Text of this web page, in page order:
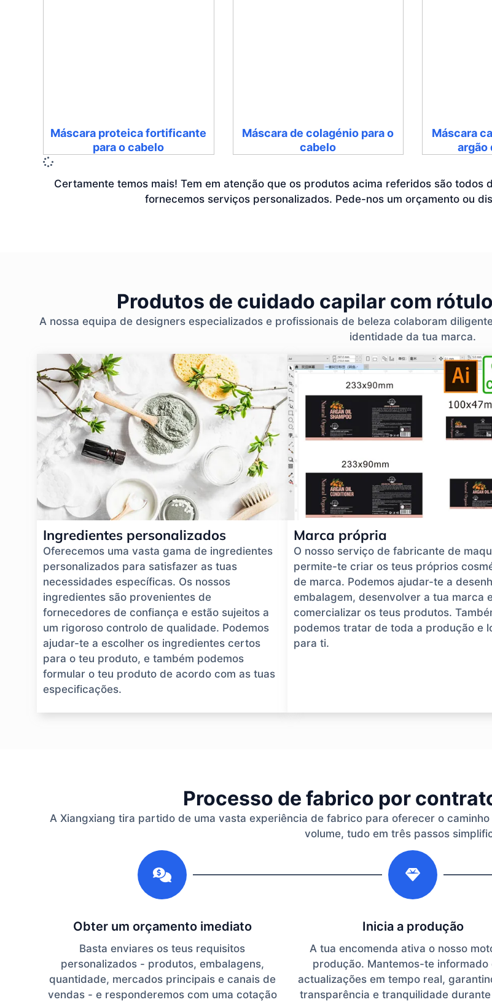
Máscara proteica fortificante
para o cabelo
Máscara de colagénio para o
cabelo
Máscara
argão
Certamente temos mais! Tem em atenção que os produtos acima referidos são
fornecemos serviços personalizados. Pede-nos um orçamento ou
Produtos de cuidado capilar com
A nossa equipa de designers especializados e profissionais de beleza colaboram
identidade da tua marca.
Ingredientes personalizados
Oferecemos uma vasta gama de ingredientes
personalizados para satisfazer as tuas
necessidades específicas. Os nossos
ingredientes são provenientes de
fornecedores de confiança e estão sujeitos a
um rigoroso controlo de qualidade. Podemos
ajudar-te a escolher os ingredientes certos
para o teu produto, e também podemos
formular o teu produto de acordo com as tuas
especificações.
Marca própria
O nosso serviço de fabricante de
permite-te criar os teus próprios
de marca. Podemos ajudar-te a
embalagem, desenvolver a tua marca
comercializar os teus produtos.
podemos tratar de toda a produção e
para ti.
Processo de fabrico por
A Xiangxiang tira partido de uma vasta experiência de fabrico para oferecer o
volume, tudo em três passos
Obter um orçamento imediato
Basta enviares os teus requisitos
personalizados - produtos, embalagens,
quantidade, mercados principais e canais de
vendas - e responderemos com uma cotação
Inicia a produção
A tua encomenda ativa o nosso
produção. Mantemos-te informado
actualizações em tempo real,
transparência e tranquilidade